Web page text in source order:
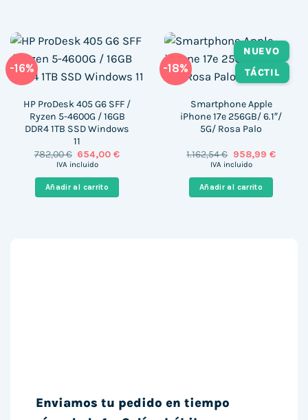
-16%
HP ProDesk 405 G6 SFF /
Ryzen 5-4600G / 16GB
DDR4 1TB SSD Windows
11
782,00€ El
precio
era:
782,00 €.
654,00€El
IVA incluido
Añadir al carrito
-18%
NUEVO
TÁCTIL
Smartphone Apple
iPhone 17e 256GB/ 6.1″/
5G/ Rosa Palo
1.162,54€ El
precio
era:
1.162,54 €.
958,99 €El
IVA incluido
Añadir al carrito
Enviamos tu pedido en tiempo